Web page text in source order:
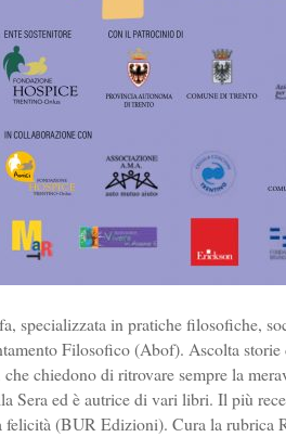
specializzata in pratiche filosofiche,
Filosofico (Abof). Ascolta
chiedono di ritrovare sempre la
Sera ed è autrice di vari libri. Il più
felicità (BUR Edizioni). Cura la rubrica